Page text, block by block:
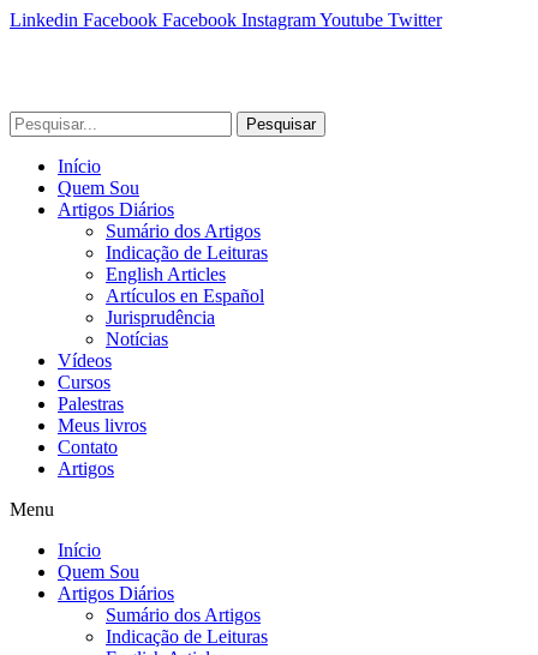
Linkedin Facebook Facebook InstagramYoutube Twitter
Pesquisar
Início
Quem Sou
Artigos Diários
Sumário dos Artigos
Indicação de Leituras
English Articles
Artículos en Español
Jurisprudência
Notícias
Vídeos
Cursos
Palestras
Meus livros
Contato
Artigos
Menu
Início
Quem Sou
Artigos Diários
Sumário dos Artigos
Indicação de Leituras